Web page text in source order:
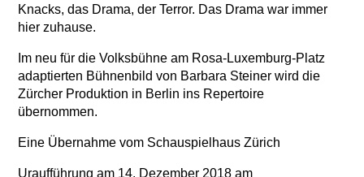
Knacks, das Drama, der Terror. Das Drama war immer
hier zuhause.
Im neu für die Volksbühne am Rosa-Luxemburg-Platz
adaptierten Bühnenbild von Barbara Steiner wird die
Zürcher Produktion in Berlin ins Repertoire
übernommen.
Eine Übernahme vom Schauspielhaus Zürich
Uraufführung am 14. Dezember 2018 am